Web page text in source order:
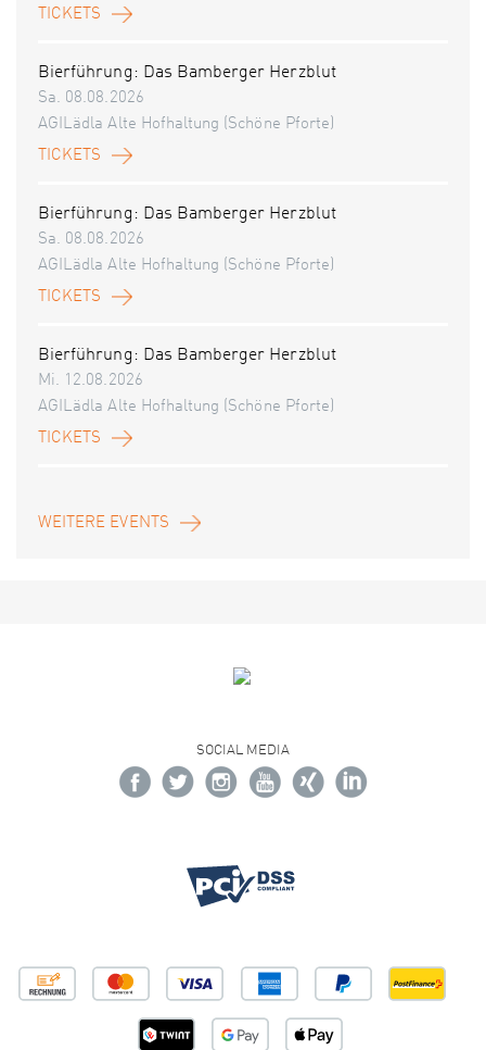
TICKETS
Bierführung: Das Bamberger Herzblut
Sa. 08.08.2026
AGILädla Alte Hofhaltung (Schöne Pforte)
TICKETS
Bierführung: Das Bamberger Herzblut
Sa. 08.08.2026
AGILädla Alte Hofhaltung (Schöne Pforte)
TICKETS
Bierführung: Das Bamberger Herzblut
Mi. 12.08.2026
AGILädla Alte Hofhaltung (Schöne Pforte)
TICKETS
WEITERE EVENTS
SOCIAL MEDIA